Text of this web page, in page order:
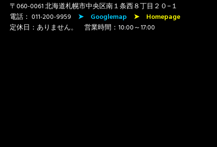
〒060-0061 北海道札幌市中央区南１条西８丁目２０−１
電話： 011-200-9959 ➤ Googlemap
➤ Homepage
定休日：ありません。 営業時間：10:00～17:00